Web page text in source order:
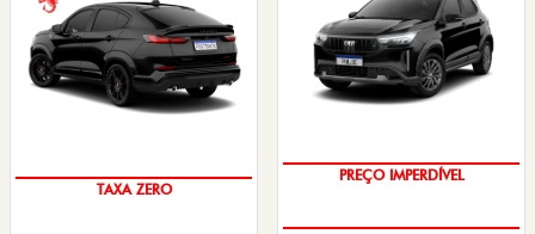
SAIA DE FIAT 0KM
OPORTUNIDADE